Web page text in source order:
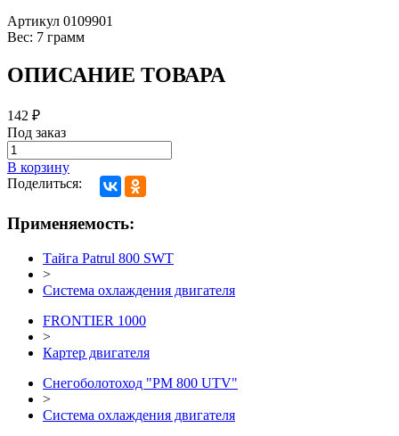
Артикул 0109901
Вес: 7 грамм
ОПИСАНИЕ ТОВАРА
142 ₽
Под заказ
В корзину
Поделиться:
Применяемость:
Тайга Patrul 800 SWT
>
Система охлаждения двигателя
FRONTIER 1000
>
Картер двигателя
Снегоболотоход "РМ 800 UTV"
>
Система охлаждения двигателя